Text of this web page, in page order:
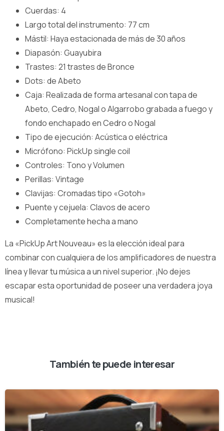
Cuerdas: 4
Largo total del instrumento: 77 cm
Mástil: Haya estacionada de más de 30 años
Diapasón: Guayubira
Trastes: 21 trastes de Bronce
Dots: de Abeto
Caja: Realizada de forma artesanal con tapa de
Abeto, Cedro, Nogal o Algarrobo grabada a fuego y
fondo enchapado en Cedro o Nogal
Tipo de ejecución: Acústica o eléctrica
Micrófono: PickUp single coil
Controles: Tono y Volumen
Perillas: Vintage
Clavijas: Cromadas tipo «Gotoh»
Puente y cejuela: Clavos de acero
Completamente hecha a mano
La «PickUp Art Nouveau» es la elección ideal para
combinar con cualquiera de los amplificadores de nuestra
línea y llevar tu música a un nivel superior. ¡No dejes
escapar esta oportunidad de poseer una verdadera joya
musical!
También te puede interesar